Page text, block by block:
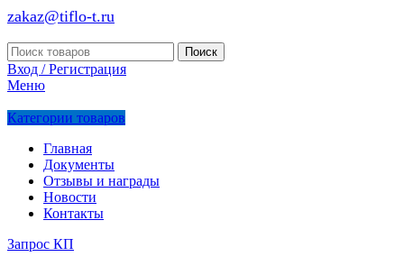
zakaz@tiflo-t.ru
Поиск
Вход / Регистрация
Меню
Категории товаров
Главная
Документы
Отзывы и награды
Новости
Контакты
Запрос КП